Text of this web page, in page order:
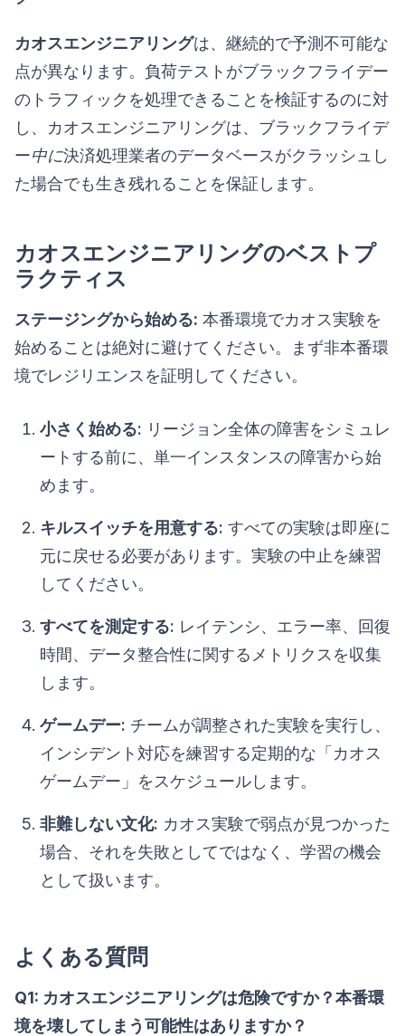
カオスエンジニアリングは、継続的で予測不可能な
点が異なります。負荷テストがブラックフライデー
のトラフィックを処理できることを検証するのに対
し、カオスエンジニアリングは、ブラックフライデ
ー中に決済処理業者のデータベースがクラッシュし
た場合でも生き残れることを保証します。
カオスエンジニアリングのベストプ
ラクティス
ステージングから始める: 本番環境でカオス実験を
始めることは絶対に避けてください。まず非本番環
境でレジリエンスを証明してください。
小さく始める: リージョン全体の障害をシミュレ
ートする前に、単一インスタンスの障害から始
めます。
キルスイッチを用意する: すべての実験は即座に
元に戻せる必要があります。実験の中止を練習
してください。
すべてを測定する: レイテンシ、エラー率、回復
時間、データ整合性に関するメトリクスを収集
します。
ゲームデー: チームが調整された実験を実行し、
インシデント対応を練習する定期的な「カオス
ゲームデー」をスケジュールします。
非難しない文化: カオス実験で弱点が見つかった
場合、それを失敗としてではなく、学習の機会
として扱います。
よくある質問
Q1: カオスエンジニアリングは危険ですか？本番環
境を壊してしまう可能性はありますか？